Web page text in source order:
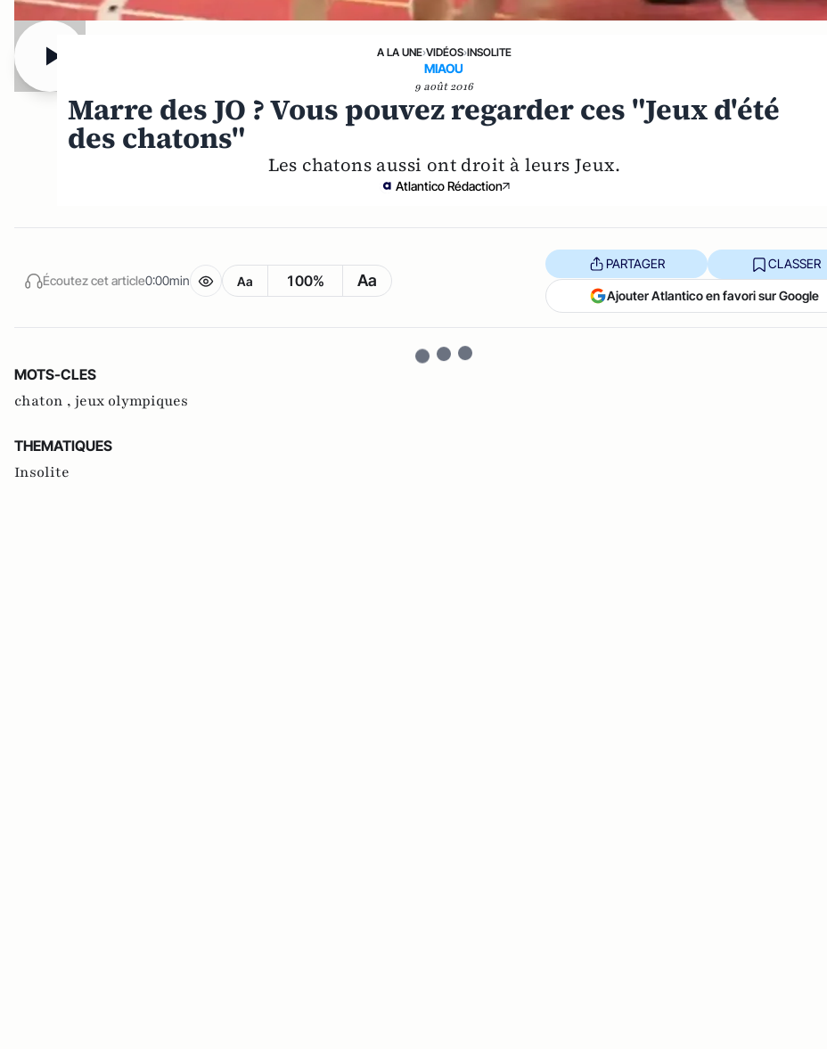
A LA UNE›VIDÉOS›INSOLITE
MIAOU
9 août 2016
Marre des JO ? Vous pouvez regarder ces "Jeux d'été
des chatons"
Les chatons aussi ont droit à leurs Jeux.
Atlantico Rédaction
Écoutez cet article0:00min Aa 100% Aa
PARTAGER CLASSER
Ajouter Atlantico en favori sur Google
MOTS-CLES
chaton , jeux olympiques
THEMATIQUES
Insolite